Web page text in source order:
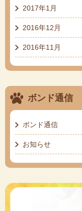
2017年1月
2016年12月
2016年11月
ボンド通信
ボンド通信
お知らせ